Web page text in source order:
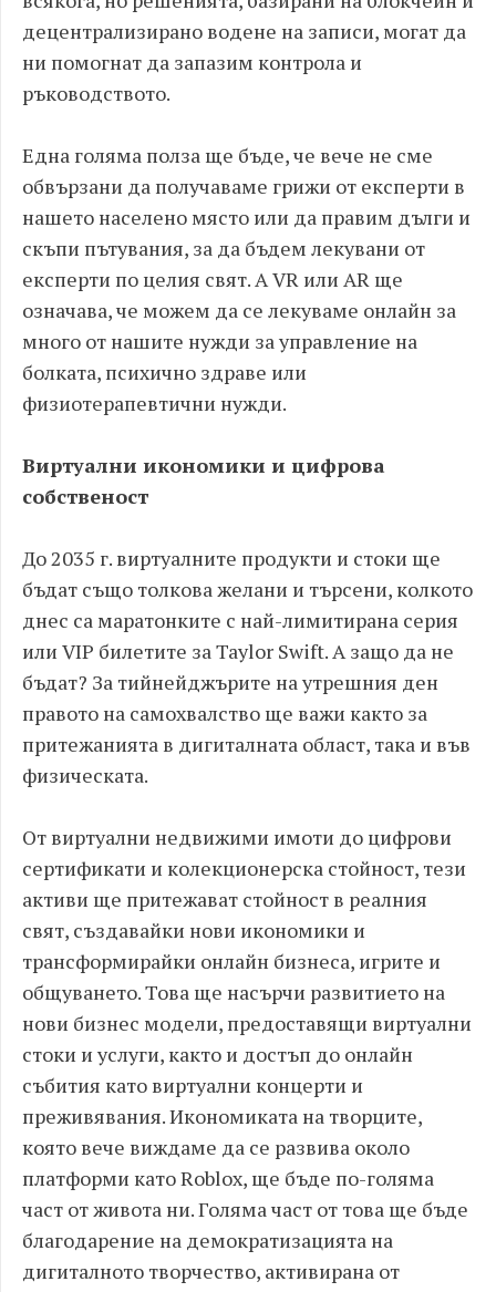
децентрализирано водене на записи, могат да
ни помогнат да запазим контрола и
ръководството.
Една голяма полза ще бъде, че вече не сме
обвързани да получаваме грижи от експерти в
нашето населено място или да правим дълги и
скъпи пътувания, за да бъдем лекувани от
експерти по целия свят. А VR или AR ще
означава, че можем да се лекуваме онлайн за
много от нашите нужди за управление на
болката, психично здраве или
физиотерапевтични нужди.
Виртуални икономики и цифрова
собственост
До 2035 г. виртуалните продукти и стоки ще
бъдат също толкова желани и търсени, колкото
днес са маратонките с най-лимитирана серия
или VIP билетите за Taylor Swift. А защо да не
бъдат? За тийнейджърите на утрешния ден
правото на самохвалство ще важи както за
притежанията в дигиталната област, така и във
физическата.
От виртуални недвижими имоти до цифрови
сертификати и колекционерска стойност, тези
активи ще притежават стойност в реалния
свят, създавайки нови икономики и
трансформирайки онлайн бизнеса, игрите и
общуването. Това ще насърчи развитието на
нови бизнес модели, предоставящи виртуални
стоки и услуги, както и достъп до онлайн
събития като виртуални концерти и
преживявания. Икономиката на творците,
която вече виждаме да се развива около
платформи като Roblox, ще бъде по-голяма
част от живота ни. Голяма част от това ще бъде
благодарение на демократизацията на
дигиталното творчество, активирана от